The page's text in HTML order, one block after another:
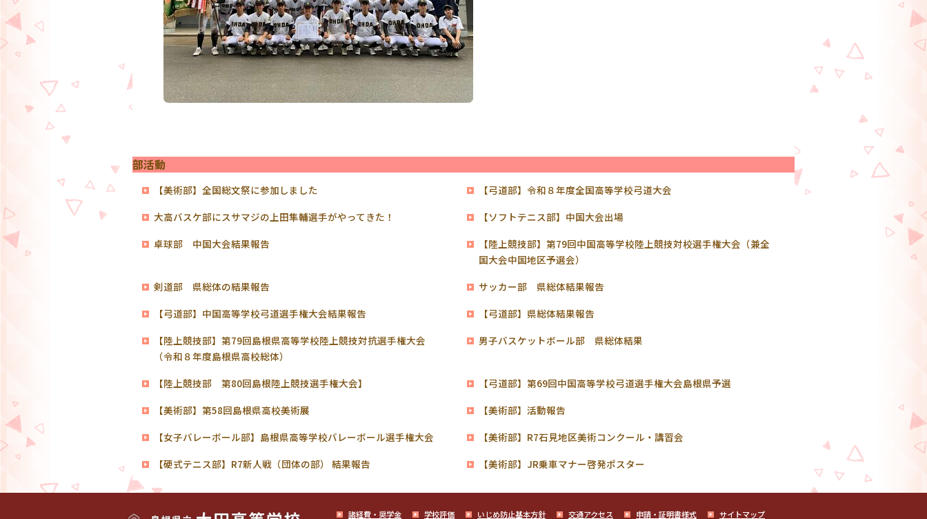
部活動
【美術部】全国総文祭に参加しました
【弓道部】令和８年度全国高等学校弓道大会
大高バスケ部にスサマジの上田隼輔選手がやってきた！
【ソフトテニス部】中国大会出場
卓球部 中国大会結果報告
【陸上競技部】第79回中国高等学校陸上競技対校選手権大会（兼全
国大会中国地区予選会）
剣道部 県総体の結果報告
サッカー部 県総体結果報告
【弓道部】中国高等学校弓道選手権大会結果報告
【弓道部】県総体結果報告
【陸上競技部】第79回島根県高等学校陸上競技対抗選手権大会
（令和８年度島根県高校総体）
男子バスケットボール部 県総体結果
【陸上競技部 第80回島根陸上競技選手権大会】
【弓道部】第69回中国高等学校弓道選手権大会島根県予選
【美術部】第58回島根県高校美術展
【美術部】活動報告
【女子バレーボール部】島根県高等学校バレーボール選手権大会
【美術部】R7石見地区美術コンクール・講習会
【硬式テニス部】R7新人戦（団体の部） 結果報告
【美術部】JR乗車マナー啓発ポスター
諸経費・奨学金 学校評価 いじめ防止基本方針 交通アクセス 申請・証明書様式 サイトマップ